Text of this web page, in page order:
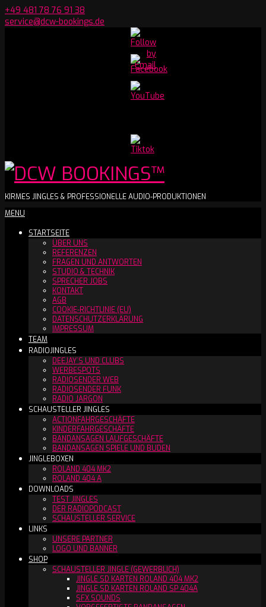
Skip
to
+49 481 78 76 91 38
service@dcw-bookings.de
Youtube
Channel
DCW
BOOKINGS™
KIRMES JINGLES & PROFESSIONELLE AUDIO-PRODUKTIONEN
Secondary
Menu
MENU
STARTSEITE
ÜBER UNS
REFERENZEN
FRAGEN UND ANTWORTEN
STUDIO & TECHNIK
SPRECHER JOBS
KONTAKT
AGB
COOKIE-RICHTLINIE (EU)
DATENSCHUTZERKLÄRUNG
IMPRESSUM
TEAM
RADIOJINGLES
DEEJAY´S UND CLUBS
WERBESPOTS
RADIOSENDER WEB
RADIOSENDER FUNK
RADIO JARGON
SCHAUSTELLER JINGLES
ACTIONFAHRGESCHÄFTE
KINDERFAHRGESCHÄFTE
BANDANSAGEN LAUFGESCHÄFTE
BANDANSAGEN SPIELE UND BUDEN
JINGLEBOXEN
ROLAND 404 MK2
ROLAND 404 A
DOWNLOADS
TEST JINGLES
DER RADIOPODCAST
SCHAUSTELLER SERVICE
LINKS
UNSERE PARTNER
LOGO UND BANNER
SHOP
SCHAUSTELLER JINGLE (GEWERBLICH)
JINGLE SD KARTEN ROLAND 404 MK2
JINGLE SD KARTEN ROLAND SP 404A
SFX SOUNDS